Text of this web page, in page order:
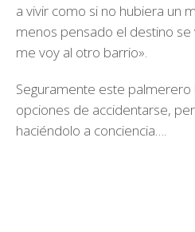
a vivir como si no hubiera un
menos pensado el destino
me voy al otro barrio».
Seguramente este
opciones de accidentarse,
haciéndolo a conciencia….